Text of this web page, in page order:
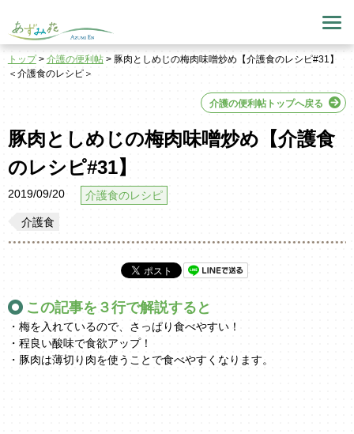
トップ> 介護の便利帖> 豚肉としめじの梅肉味噌炒め【介護食のレシピ#31】
＜介護食のレシピ＞
介護の便利帖トップへ戻る
豚肉としめじの梅肉味噌炒め【介護食
のレシピ#31】
2019/09/20 介護食のレシピ
介護食
この記事を３行で解説すると
・梅を入れているので、さっぱり食べやすい！
・程良い酸味で食欲アップ！
・豚肉は薄切り肉を使うことで食べやすくなります。